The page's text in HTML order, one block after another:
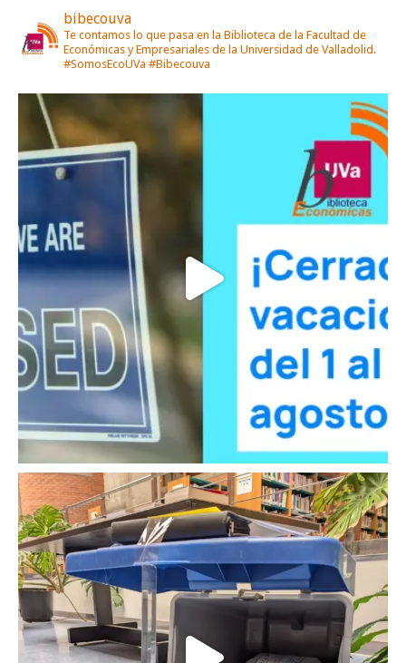
bibecouva
Te contamos lo que pasa en la Biblioteca de la Facultad de
Económicas y Empresariales de la Universidad de Valladolid.
#SomosEcoUVa #Bibecouva